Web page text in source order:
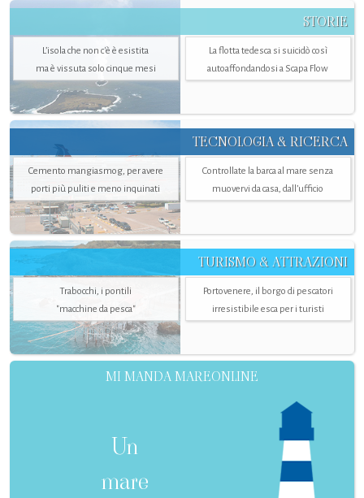
STORIE
L’isola che non c'è è esistita
ma è vissuta solo cinque mesi
La flotta tedesca si suicidò così
autoaffondandosi a Scapa Flow
TECNOLOGIA & RICERCA
Cemento mangiasmog, per avere
porti più puliti e meno inquinati
Controllate la barca al mare senza
muovervi da casa, dall’ufficio
TURISMO & ATTRAZIONI
Trabocchi, i pontili
"macchine da pesca"
Portovenere, il borgo di pescatori
irresistibile esca per i turisti
MI MANDA MAREONLINE
Un
mare